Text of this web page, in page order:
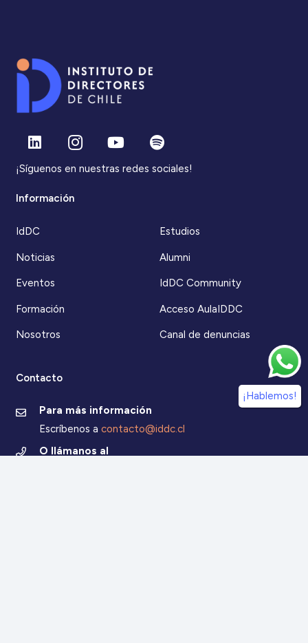
¡Síguenos en nuestras redes sociales!
Información
IdDC
Noticias
Eventos
Formación
Nosotros
Estudios
Alumni
IdDC Community
Acceso AulaIDDC
Canal de denuncias
Contacto
Para más información
Escríbenos a contacto@iddc.cl
O llámanos al
¡Hablemos!